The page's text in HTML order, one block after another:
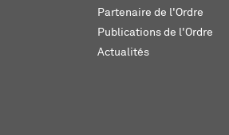
Partenaire de l'Ordre
Publications de l'Ordre
Actualités